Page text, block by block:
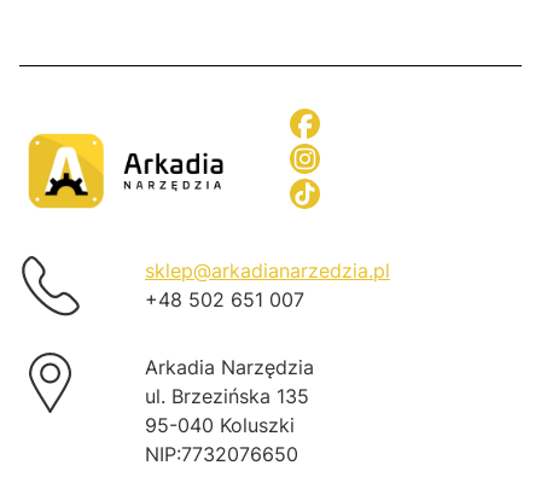
sklep@arkadianarzedzia.pl
+48 502 651 007
Arkadia Narzędzia
ul. Brzezińska 135
95-040 Koluszki
NIP:7732076650